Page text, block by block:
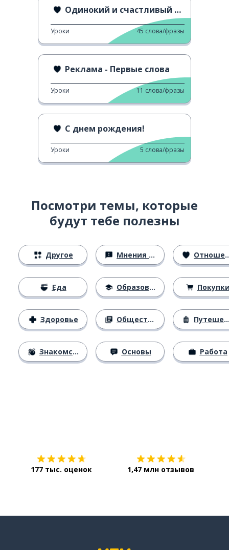
Одинокий и счастливый на День Святого Валентина
Уроки 45 слова/фразы
Реклама - Первые слова
Уроки 11 слова/фразы
С днем рождения!
Уроки 5 слова/фразы
Посмотри темы, которые
будут тебе полезны
Другое
Еда
Здоровье
Знакомство
Мнения и убеждения
Образование
Общество
Основы
Отношения
Путешествия
Работа
177 тыс. оценок 1,47 млн отзывов